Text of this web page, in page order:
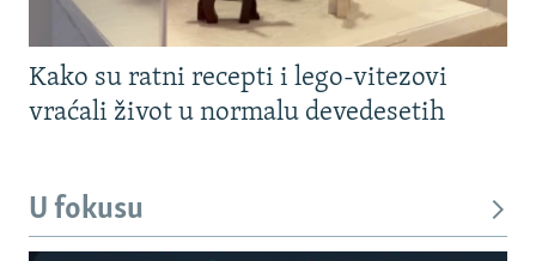
Kako su ratni recepti i lego-vitezovi
vraćali život u normalu devedesetih
U fokusu